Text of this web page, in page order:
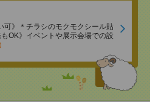
可》＊チラシのモクモクシール貼
OK》イベントや展示会場での設